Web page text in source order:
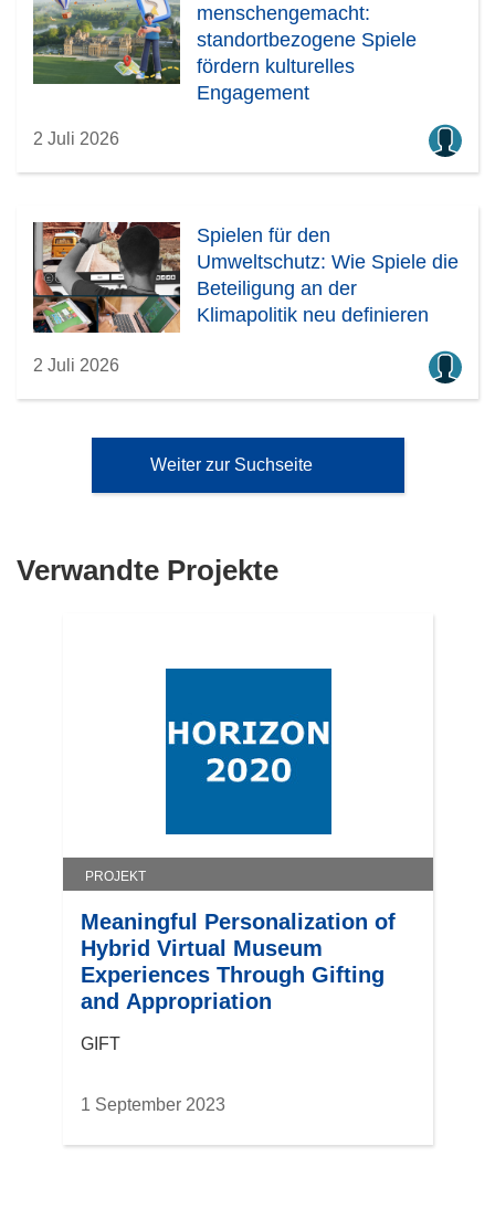
menschengemacht:
standortbezogene Spiele
fördern kulturelles
Engagement
2 Juli 2026
Spielen für den
Umweltschutz: Wie Spiele die
Beteiligung an der
Klimapolitik neu definieren
2 Juli 2026
Weiter zur Suchseite
Verwandte Projekte
PROJEKT
Meaningful Personalization of
Hybrid Virtual Museum
Experiences Through Gifting
and Appropriation
GIFT
1 September 2023